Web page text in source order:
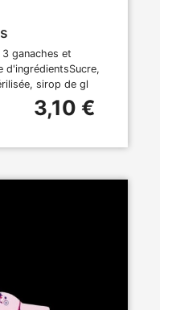
ganaches et
sirop de gl
3,10 €